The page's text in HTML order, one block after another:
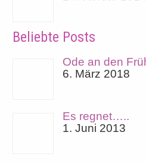
Beliebte Posts
Ode an den
6. März 2018
Es regnet…..
1. Juni 2013